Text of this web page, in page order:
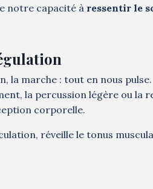
notre capacité à ressentir le
la marche : tout en nous pulse.
la percussion légère ou la
corporelle.
réveille le tonus